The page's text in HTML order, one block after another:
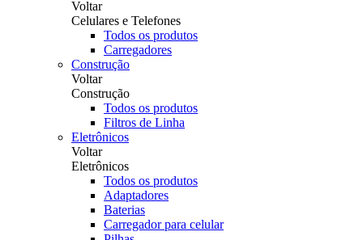
Voltar
Celulares e Telefones
Todos os produtos
Carregadores
Construção
Voltar
Construção
Todos os produtos
Filtros de Linha
Eletrônicos
Voltar
Eletrônicos
Todos os produtos
Adaptadores
Baterias
Carregador para celular